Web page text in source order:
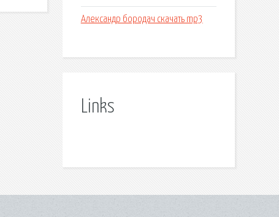
Александр бородач скачать mp3
Links